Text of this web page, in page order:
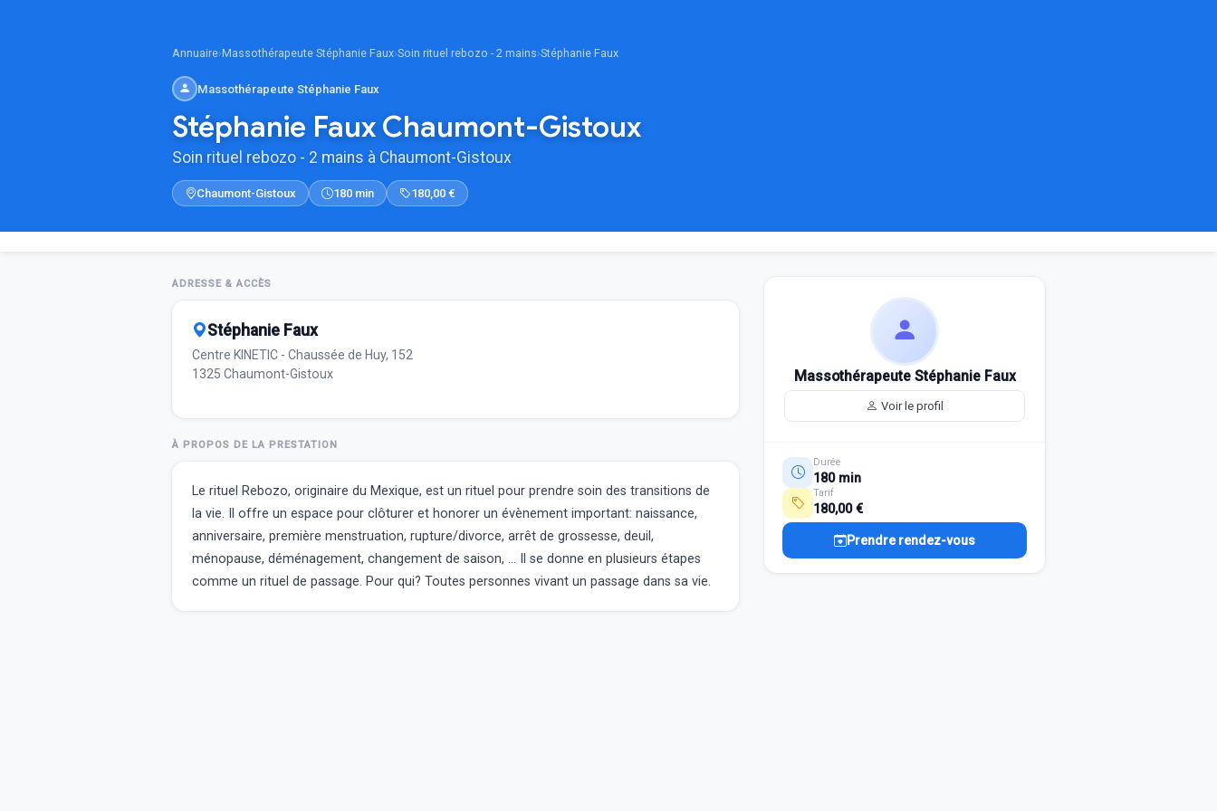
Annuaire›Massothérapeute Stéphanie Faux›Soin rituel rebozo - 2 mains›Stéphanie Faux
Massothérapeute Stéphanie Faux
Stéphanie Faux Chaumont-Gistoux
Soin rituel rebozo - 2 mains à Chaumont-Gistoux
Chaumont-Gistoux 180 min 180,00 €
ADRESSE & ACCÈS
Stéphanie Faux
Centre KINETIC - Chaussée de Huy, 152
1325 Chaumont-Gistoux
À PROPOS DE LA PRESTATION
Le rituel Rebozo, originaire du Mexique, est un rituel pour prendre soin des transitions de
la vie. Il offre un espace pour clôturer et honorer un évènement important: naissance,
anniversaire, première menstruation, rupture/divorce, arrêt de grossesse, deuil,
ménopause, déménagement, changement de saison, ... Il se donne en plusieurs étapes
comme un rituel de passage. Pour qui? Toutes personnes vivant un passage dans sa vie.
Massothérapeute Stéphanie Faux
Voir le profil
Durée
180 min
Tarif
180,00 €
Prendre rendez-vous